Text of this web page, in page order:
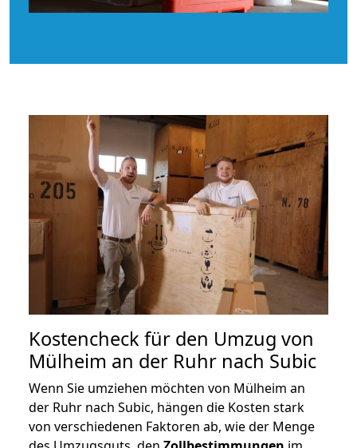
Kostencheck für den Umzug von
Mülheim an der Ruhr nach Subic
Wenn Sie umziehen möchten von Mülheim an
der Ruhr nach Subic, hängen die Kosten stark
von verschiedenen Faktoren ab, wie der Menge